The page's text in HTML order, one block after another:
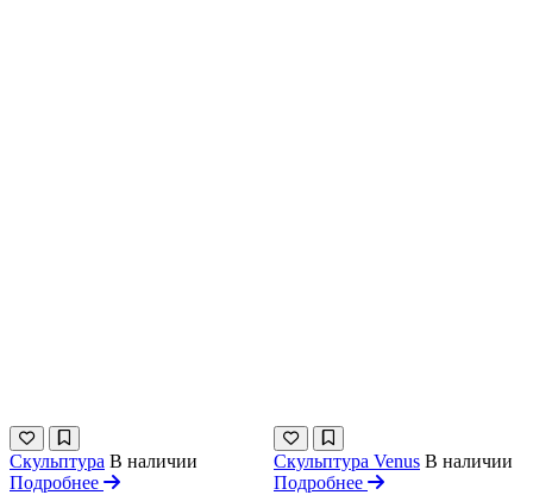
Скульптура В наличии
Подробнее
Скульптура Venus В наличии
Подробнее